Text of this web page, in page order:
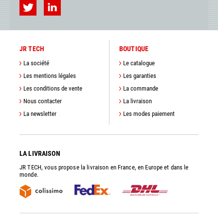
JR TECH
La société
Les mentions légales
Les conditions de vente
Nous contacter
La newsletter
BOUTIQUE
Le catalogue
Les garanties
La commande
La livraison
Les modes paiement
LA LIVRAISON
JR TECH, vous propose la livraison en France, en Europe et dans le
monde.